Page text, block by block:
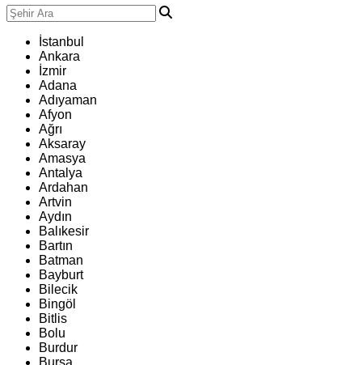
İstanbul
Ankara
İzmir
Adana
Adıyaman
Afyon
Ağrı
Aksaray
Amasya
Antalya
Ardahan
Artvin
Aydın
Balıkesir
Bartın
Batman
Bayburt
Bilecik
Bingöl
Bitlis
Bolu
Burdur
Bursa